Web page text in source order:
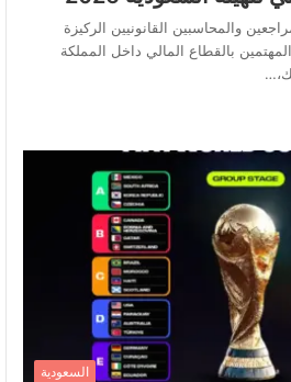
والمحاسبين القانونيين الركيزة
بالقطاع المالي داخل المملكة
السعودية